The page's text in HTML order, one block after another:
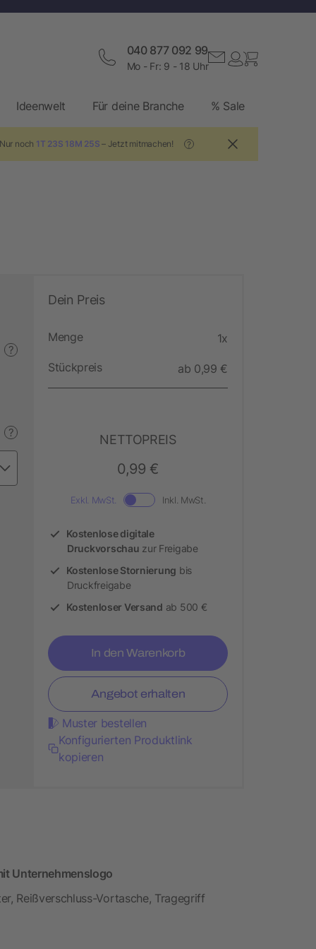
040 877 092 99
Mo - Fr: 9 - 18 Uhr
Ideenwelt Für deine Branche % Sale
noch 1T 23S 18M 24S – Jetzt mitmachen! ?
?
?
Dein Preis
Menge 1x
Stückpreis ab 0,99 €
NETTOPREIS
0,99 €
Exkl. MwSt. Inkl. MwSt.
Kostenlose digitale
Druckvorschau zur Freigabe
Kostenlose Stornierung bis
Druckfreigabe
Kostenloser Versand ab 500 €
In den Warenkorb
Angebot erhalten
Muster bestellen
Konfigurierten Produktlink
kopieren
Unternehmenslogo
Reißverschluss-Vortasche, Tragegriff